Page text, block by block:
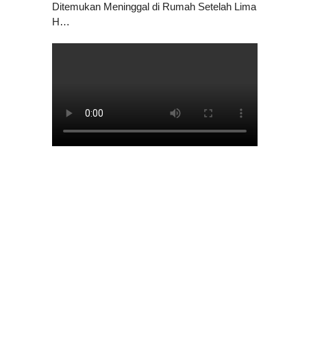
Ditemukan Meninggal di Rumah Setelah Lima
H…